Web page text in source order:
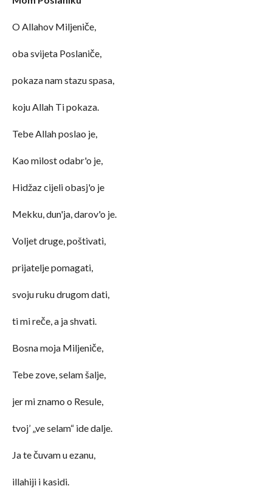
O Allahov Miljeniče,
oba svijeta Poslaniče,
pokaza nam stazu spasa,
koju Allah Ti pokaza.
Tebe Allah poslao je,
Kao milost odabr'o je,
Hidžaz cijeli obasj'o je
Mekku, dun'ja, darov'o je.
Voljet druge, poštivati,
prijatelje pomagati,
svoju ruku drugom dati,
ti mi reče, a ja shvati.
Bosna moja Miljeniče,
Tebe zove, selam šalje,
jer mi znamo o Resule,
tvoj’ „ve selam“ ide dalje.
Ja te čuvam u ezanu,
illahiji i kasidi.